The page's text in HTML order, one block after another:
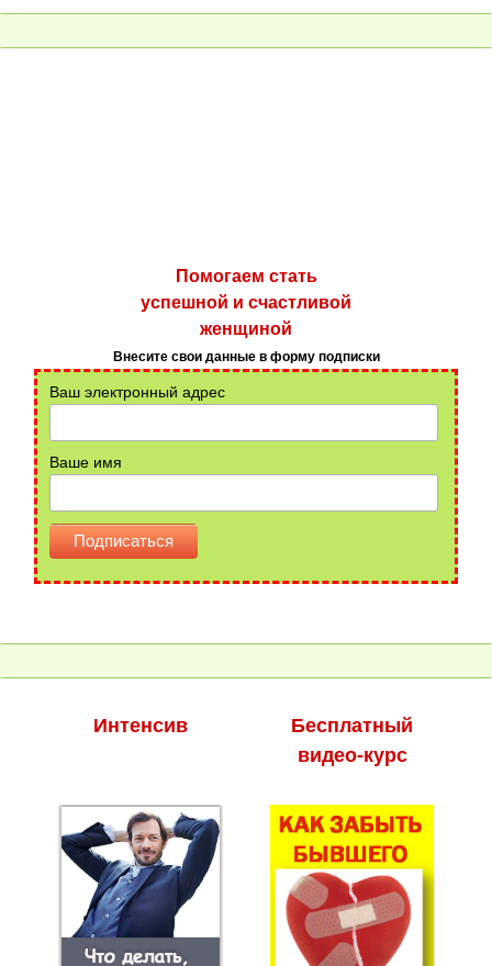
Помогаем стать
успешной и счастливой
женщиной
Внесите свои данные в форму подписки
Ваш электронный адрес
Ваше имя
Интенсив
Бесплатный
видео-курс